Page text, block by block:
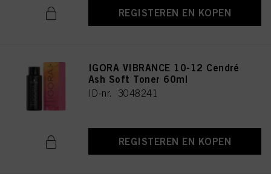
REGISTEREN EN KOPEN
IGORA VIBRANCE 10-12 Cendré
Ash Soft Toner 60ml
ID-nr. 3048241
REGISTEREN EN KOPEN